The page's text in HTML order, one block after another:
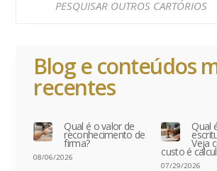
Blog e conteúdos
recentes
Qual é o valor de
reconhecimento de
firma?
08/06/2026
Qual
Veja
custo é
07/29/2026